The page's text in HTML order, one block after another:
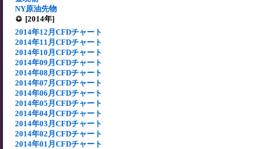
NY原油先物
[2014年]
2014年12月CFDチャート
2014年11月CFDチャート
2014年10月CFDチャート
2014年09月CFDチャート
2014年08月CFDチャート
2014年07月CFDチャート
2014年06月CFDチャート
2014年05月CFDチャート
2014年04月CFDチャート
2014年03月CFDチャート
2014年02月CFDチャート
2014年01月CFDチャート